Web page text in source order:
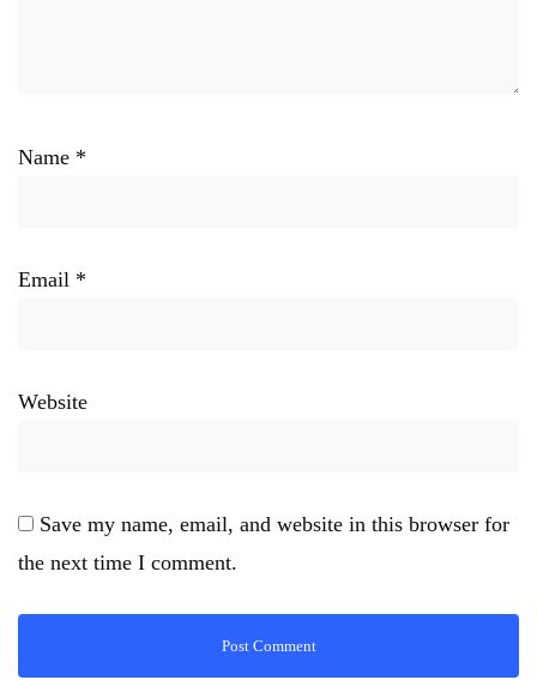
Name *
Email *
Website
Save my name, email, and website in this browser for
the next time I comment.